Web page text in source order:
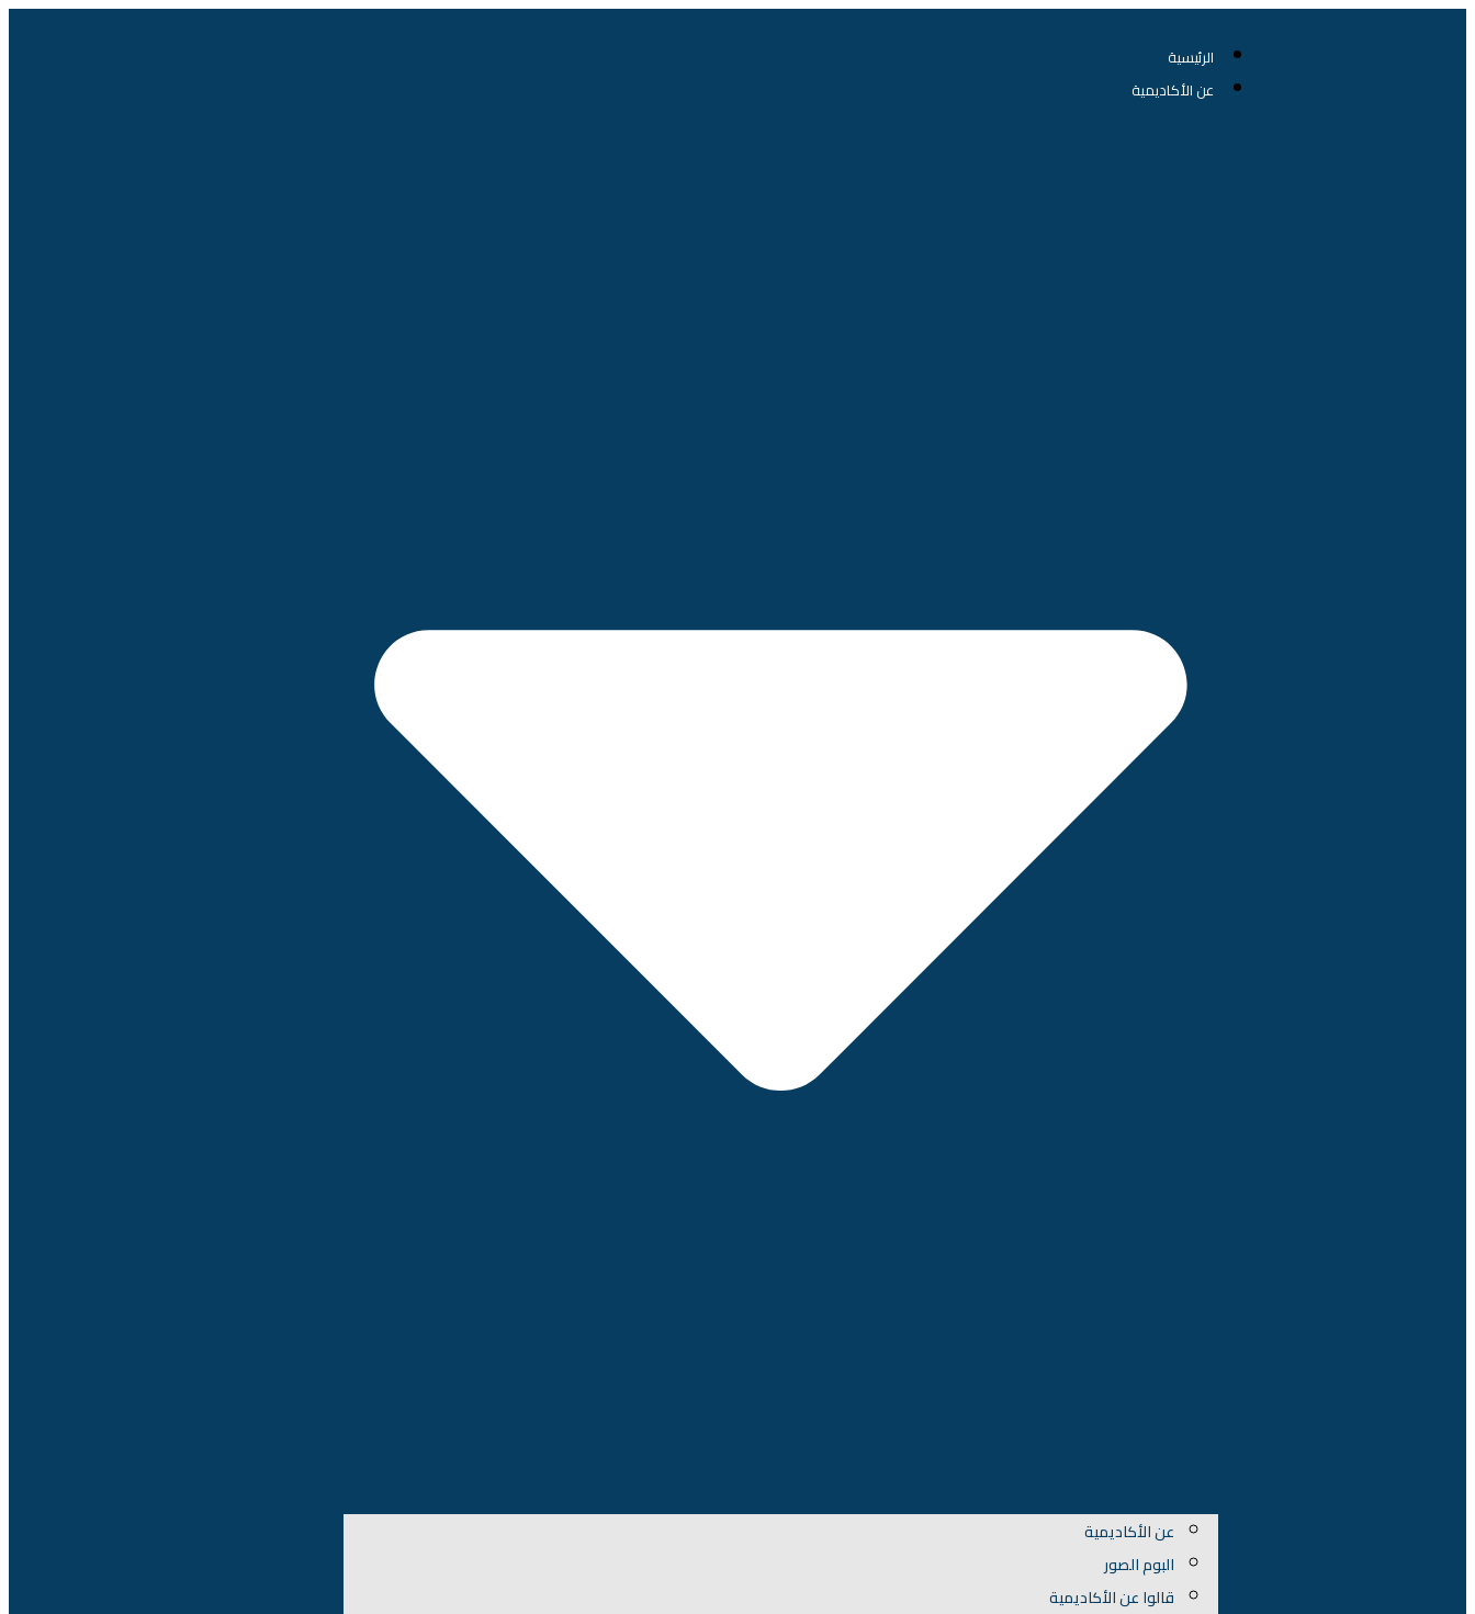
الرئيسية
عن الأكاديمية
عن الأكاديمية
البوم الصور
قالوا عن الأكاديمية